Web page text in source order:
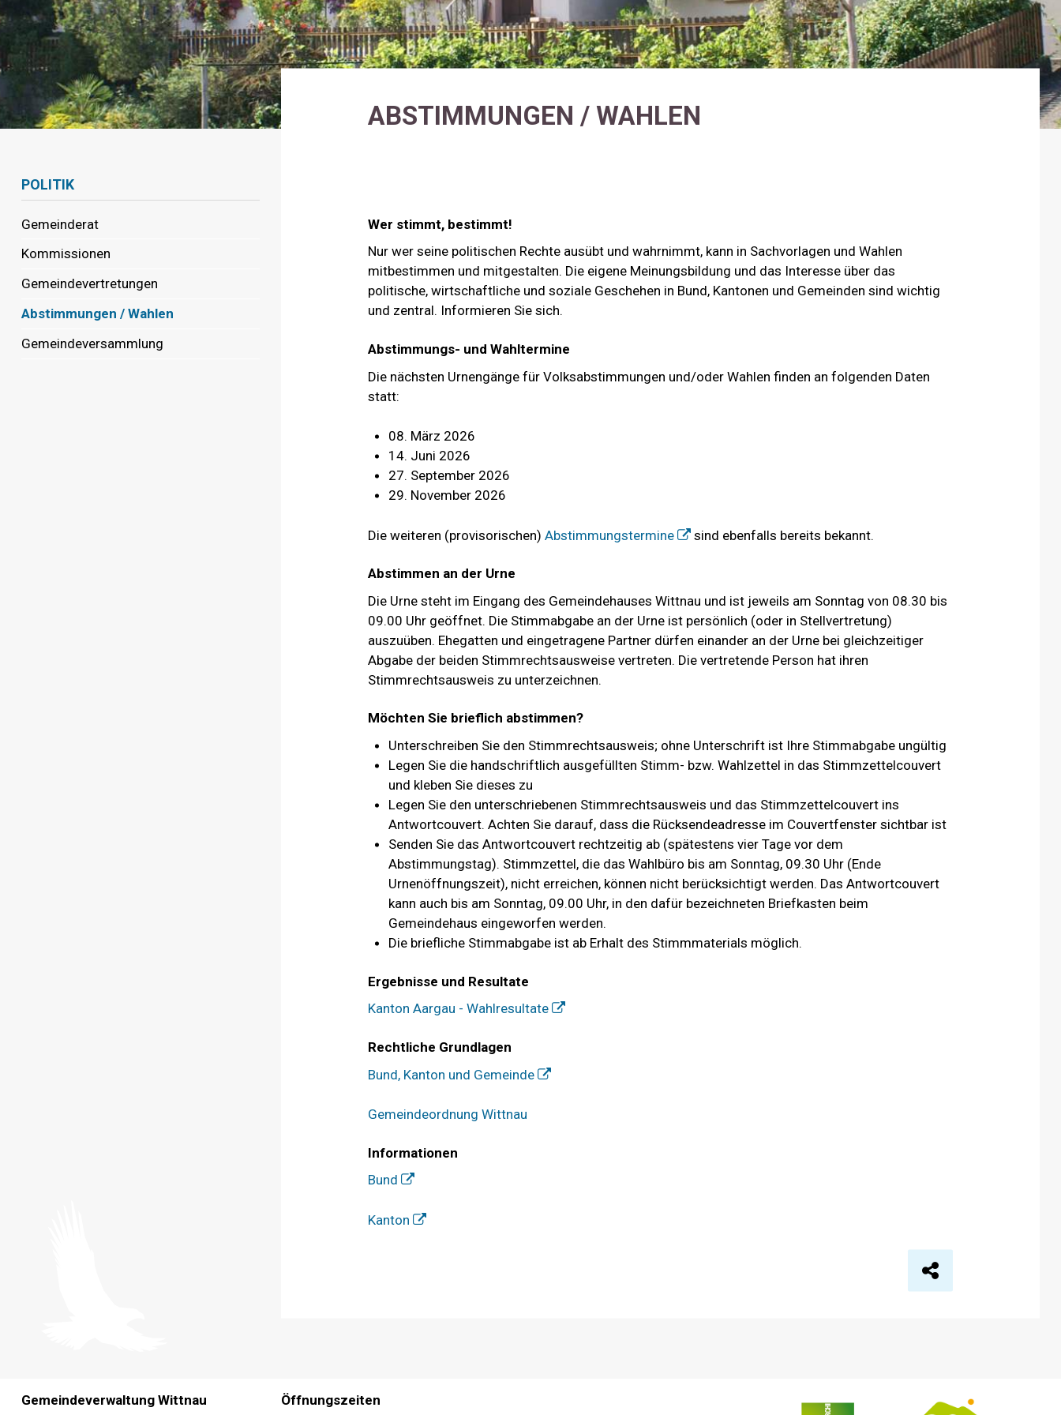
Navigation
POLITIK
Gemeinderat
Kommissionen
Gemeindevertretungen
Abstimmungen / Wahlen
Gemeindeversammlung
ABSTIMMUNGEN / WAHLEN
Wer stimmt, bestimmt!
Nur wer seine politischen Rechte ausübt und wahrnimmt, kann in Sachvorlagen und Wahlen
mitbestimmen und mitgestalten. Die eigene Meinungsbildung und das Interesse über das
politische, wirtschaftliche und soziale Geschehen in Bund, Kantonen und Gemeinden sind wichtig
und zentral. Informieren Sie sich.
Abstimmungs- und Wahltermine
Die nächsten Urnengänge für Volksabstimmungen und/oder Wahlen finden an folgenden Daten
statt:
08. März 2026
14. Juni 2026
27. September 2026
29. November 2026
Die weiteren (provisorischen)Abstimmungstermine sind ebenfalls bereits bekannt.
Abstimmen an der Urne
Die Urne steht im Eingang des Gemeindehauses Wittnau und ist jeweils am Sonntag von 08.30 bis
09.00 Uhr geöffnet. Die Stimmabgabe an der Urne ist persönlich (oder in Stellvertretung)
auszuüben. Ehegatten und eingetragene Partner dürfen einander an der Urne bei gleichzeitiger
Abgabe der beiden Stimmrechtsausweise vertreten. Die vertretende Person hat ihren
Stimmrechtsausweis zu unterzeichnen.
Möchten Sie brieflich abstimmen?
Unterschreiben Sie den Stimmrechtsausweis; ohne Unterschrift ist Ihre Stimmabgabe ungültig
Legen Sie die handschriftlich ausgefüllten Stimm- bzw. Wahlzettel in das Stimmzettelcouvert
und kleben Sie dieses zu
Legen Sie den unterschriebenen Stimmrechtsausweis und das Stimmzettelcouvert ins
Antwortcouvert. Achten Sie darauf, dass die Rücksendeadresse im Couvertfenster sichtbar ist
Senden Sie das Antwortcouvert rechtzeitig ab (spätestens vier Tage vor dem
Abstimmungstag). Stimmzettel, die das Wahlbüro bis am Sonntag, 09.30 Uhr (Ende
Urnenöffnungszeit), nicht erreichen, können nicht berücksichtigt werden. Das Antwortcouvert
kann auch bis am Sonntag, 09.00 Uhr, in den dafür bezeichneten Briefkasten beim
Gemeindehaus eingeworfen werden.
Die briefliche Stimmabgabe ist ab Erhalt des Stimmmaterials möglich.
Ergebnisse und Resultate
Kanton Aargau - Wahlresultate
Rechtliche Grundlagen
Bund, Kanton und Gemeinde
Gemeindeordnung Wittnau
Informationen
Bund
Kanton
Seite teilen via …
FOOTER
Gemeindeverwaltung Wittnau
Öffnungszeiten